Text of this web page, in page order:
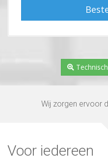
Wij zorgen ervoor
Voor iedereen